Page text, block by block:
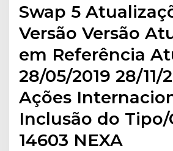
Swap 5
Versão Versão
em Referência
28/05/2019 28/11/
Ações
Inclusão do Tipo/
14603 NEXA